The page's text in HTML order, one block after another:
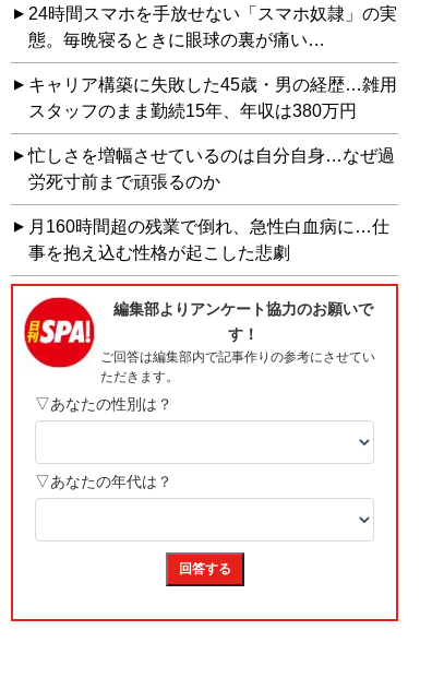
24時間スマホを手放せない「スマホ奴隷」の実
態。毎晩寝るときに眼球の裏が痛い…
キャリア構築に失敗した45歳・男の経歴…雑用
スタッフのまま勤続15年、年収は380万円
忙しさを増幅させているのは自分自身…なぜ過
労死寸前まで頑張るのか
月160時間超の残業で倒れ、急性白血病に…仕
事を抱え込む性格が起こした悲劇